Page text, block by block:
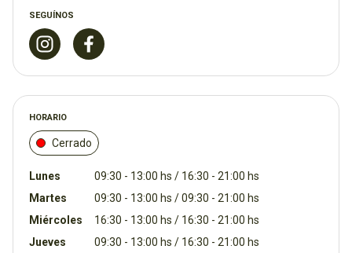
SEGUÍNOS
HORARIO
Cerrado
Lunes
09:30 - 13:00 hs / 16:30 - 21:00 hs
Martes
09:30 - 13:00 hs / 09:30 - 21:00 hs
Miércoles
16:30 - 13:00 hs / 16:30 - 21:00 hs
Jueves
09:30 - 13:00 hs / 16:30 - 21:00 hs